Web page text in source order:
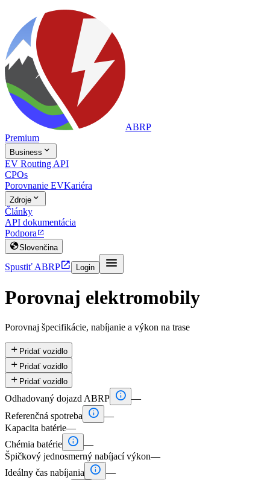
ABRP
Premium
Business 
EV Routing API
CPOs
Porovnanie EVKariéra
Zdroje 
Články
API dokumentácia
Podpora 
Slovenčina
Spustiť ABRP Login 
Porovnaj elektromobily
Porovnaj špecifikácie, nabíjanie a výkon na trase
 Pridať vozidlo
 Pridať vozidlo
 Pridať vozidlo
Odhadovaný dojazd ABRP  —
Referenčná spotreba
 —
Kapacita batérie—
Chémia batérie  —
Špičkový jednosmerný nabíjací výkon—
Ideálny čas nabíjania
 —